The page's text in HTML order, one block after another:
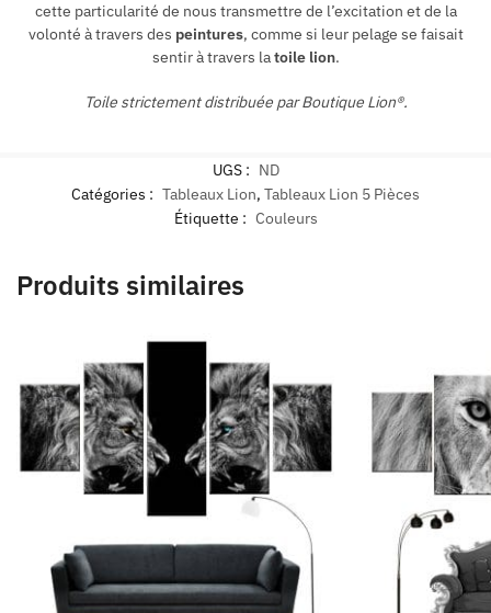
cette particularité de nous transmettre de l’excitation et de la
volonté à travers des peintures, comme si leur pelage se faisait
sentir à travers latoile lion.
Toile strictement distribuée par Boutique Lion®.
UGS : ND
Catégories : Tableaux Lion, Tableaux Lion 5 Pièces
Étiquette : Couleurs
Produits similaires